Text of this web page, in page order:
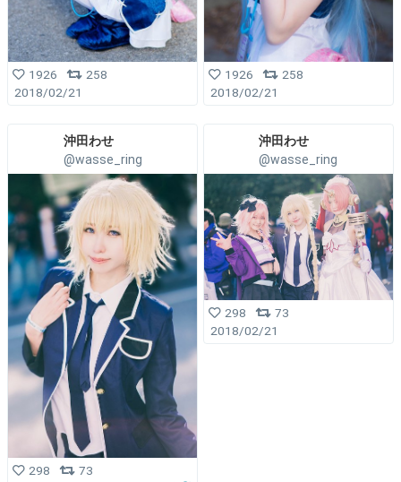
1926
258
2018/02/21
1926
258
2018/02/21
沖田わせ
@wasse_ring
298
73
沖田わせ
@wasse_ring
298
73
2018/02/21